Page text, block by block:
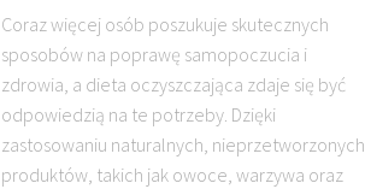
Coraz więcej osób poszukuje skutecznych
sposobów na poprawę samopoczucia i
zdrowia, a dieta oczyszczająca zdaje się być
odpowiedzią na te potrzeby. Dzięki
zastosowaniu naturalnych, nieprzetworzonych
produktów, takich jak owoce, warzywa oraz